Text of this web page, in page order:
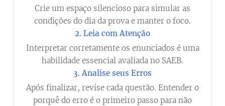
Crie um espaço silencioso para simular as
condições do dia da prova e manter o foco.
2. Leia com Atenção
Interpretar corretamente os enunciados é uma
habilidade essencial avaliada no SAEB.
3. Analise seus Erros
Após finalizar, revise cada questão. Entender o
porquê do erro é o primeiro passo para não